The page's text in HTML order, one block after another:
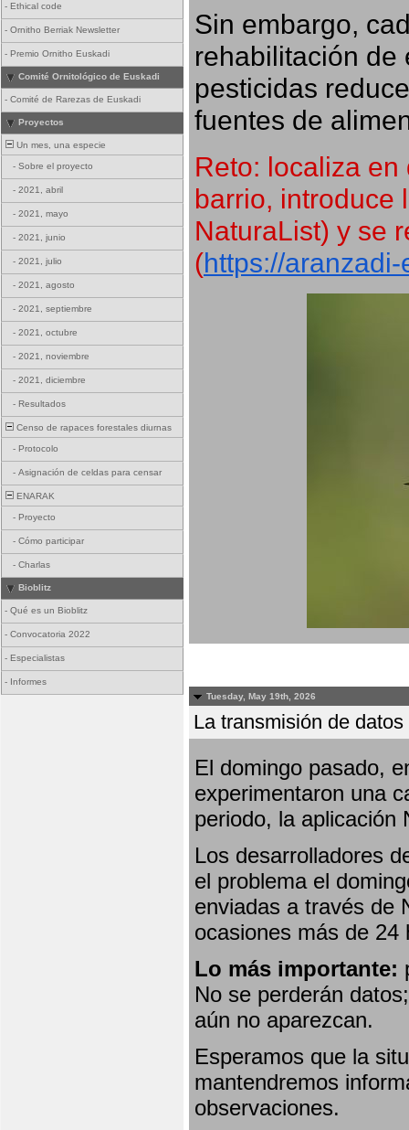
- Ethical code
- Ornitho Berriak Newsletter
- Premio Ornitho Euskadi
Comité Ornitológico de Euskadi
- Comité de Rarezas de Euskadi
Proyectos
Un mes, una especie
- Sobre el proyecto
- 2021, abril
- 2021, mayo
- 2021, junio
- 2021, julio
- 2021, agosto
- 2021, septiembre
- 2021, octubre
- 2021, noviembre
- 2021, diciembre
- Resultados
Censo de rapaces forestales diurnas
- Protocolo
- Asignación de celdas para censar
ENARAK
- Proyecto
- Cómo participar
- Charlas
Bioblitz
- Qué es un Bioblitz
- Convocatoria 2022
- Especialistas
- Informes
Sin embargo,
rehabilitación de
pesticidas
fuentes de
Reto: localiza
barrio, introduce
NaturaList) y se
(https://
Tuesday, May 19th, 2026
La transmisión de
El domingo pasado,
experimentaron una
periodo, la aplicación
Los desarrolladores
el problema el
enviadas a través de
ocasiones más de 24
Lo más importante:
No se perderán
aún no aparezcan.
Esperamos que la
mantendremos
observaciones.